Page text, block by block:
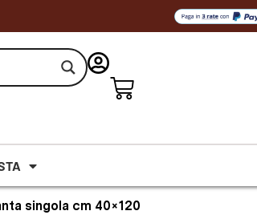
singola cm 40×120